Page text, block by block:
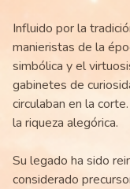
Influido por la
manieristas de la
simbólica y el
gabinetes de
circulaban en la
la riqueza alegórica.
Su legado ha sido
considerado